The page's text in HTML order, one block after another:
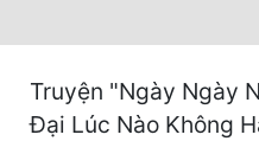
Kiếm Hiệp
Truyện "Ngày Ngày
Đại Lúc Nào Không